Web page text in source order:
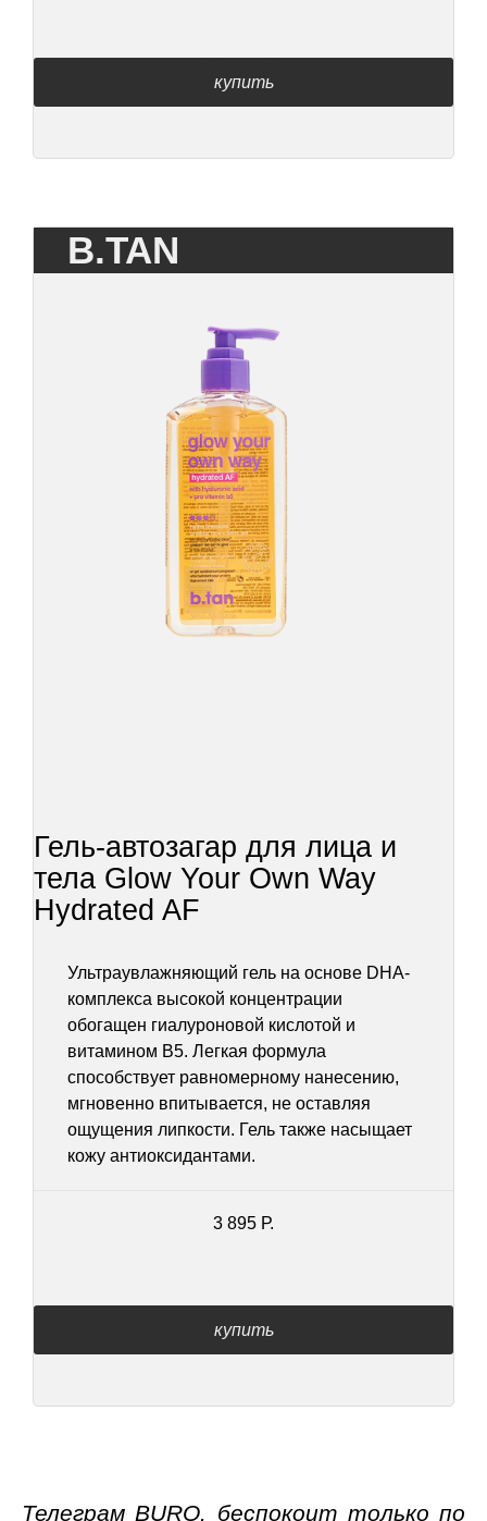
купить
B.TAN
Гель-автозагар для лица и
тела Glow Your Own Way
Hydrated AF
Ультраувлажняющий гель на основе DHA-
комплекса высокой концентрации
обогащен гиалуроновой кислотой и
витамином В5. Легкая формула
способствует равномерному нанесению,
мгновенно впитывается, не оставляя
ощущения липкости. Гель также насыщает
кожу антиоксидантами.
3 895 Р.
купить
Телеграм BURO. беспокоит только по